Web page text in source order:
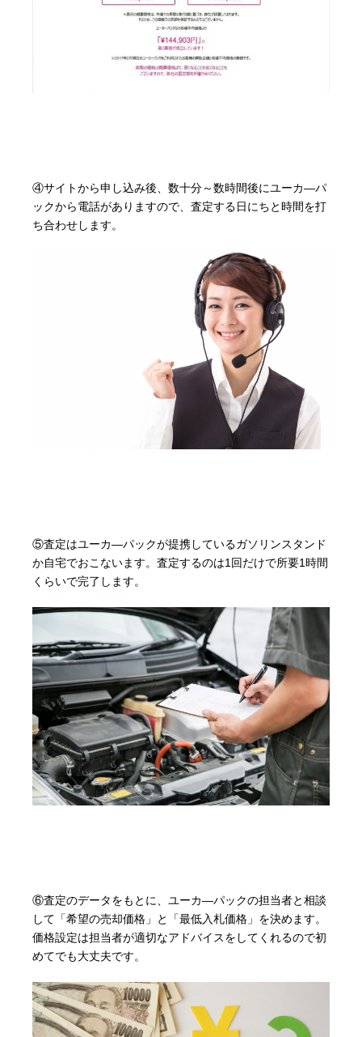
④サイトから申し込み後、数十分～数時間後にユーカ―パ
ックから電話がありますので、査定する日にちと時間を打
ち合わせします。
⑤査定はユーカ―パックが提携しているガソリンスタンド
か自宅でおこないます。査定するのは1回だけで所要1時間
くらいで完了します。
⑥査定のデータをもとに、ユーカ―パックの担当者と相談
して「希望の売却価格」と「最低入札価格」を決めます。
価格設定は担当者が適切なアドバイスをしてくれるので初
めてでも大丈夫です。